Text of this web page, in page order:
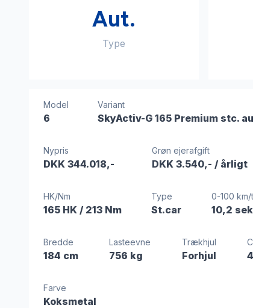
Aut.
Type
Model
6
Variant
SkyActiv-G 165 Premium stc.
Nypris
DKK 344.018,-
Grøn ejerafgift
DKK 3.540,- / årligt
HK/Nm
165 HK / 213 Nm
Type
St.car
0-100 km/t
10,2 sek
Bredde
184 cm
Lasteevne
756 kg
Trækhjul
Forhjul 4
Farve
Koksmetal